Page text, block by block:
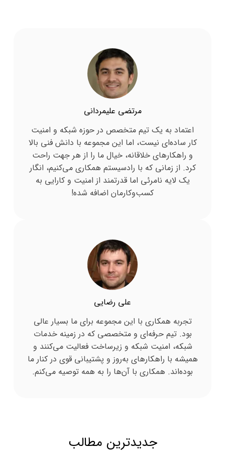
مرتضی علیمردانی
اعتماد به یک تیم متخصص در حوزه شبکه و امنیت
کار ساده‌ای نیست، اما این مجموعه با دانش فنی بالا
و راهکارهای خلاقانه، خیال ما را از هر جهت راحت
کرد. از زمانی که با رادسیستم همکاری می‌کنیم، انگار
یک لایه نامرئی اما قدرتمند از امنیت و کارایی به
کسب‌وکارمان اضافه شده!
علی رضایی
تجربه همکاری با این مجموعه برای ما بسیار عالی
بود. تیم حرفه‌ای و متخصصی که در زمینه خدمات
شبکه، امنیت شبکه و زیرساخت فعالیت می‌کنند و
همیشه با راهکارهای به‌روز و پشتیبانی قوی در کنار ما
بوده‌اند. همکاری با آن‌ها را به همه توصیه می‌کنم.
جدیدترین مطالب